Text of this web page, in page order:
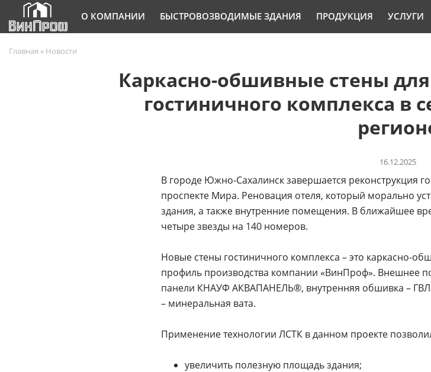
О КОМПАНИИ БЫСТРОВОЗВОДИМЫЕ ЗДАНИЯ ПРОДУКЦИЯ УСЛУГИ
Главная » Новости
Каркасно-обшивные стены
гостиничного комплекса в
16.12.2025
В городе Южно-Сахалинск завершается реконструкция
проспекте Мира. Реновация отеля, который морально
здания, а также внутренние помещения. В ближайшее
четыре звезды на 140 номеров.
Новые стены гостиничного комплекса – это каркасно-
профиль производства компании «ВинПроф». Внешнее
панели КНАУФ АКВАПАНЕЛЬ®, внутренняя обшивка – ГВЛ
– минеральная вата.
Применение технологии ЛСТК в данном проекте
увеличить полезную площадь здания;